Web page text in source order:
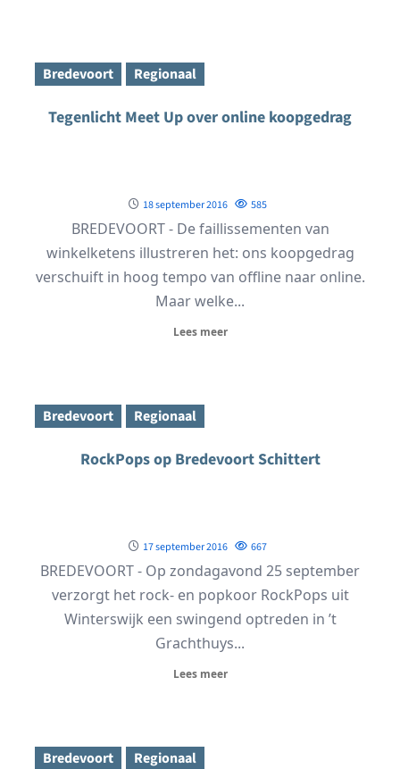
Bredevoort Regionaal
Tegenlicht Meet Up over online koopgedrag
18 september 2016 585
BREDEVOORT - De faillissementen van
winkelketens illustreren het: ons koopgedrag
verschuift in hoog tempo van offline naar online.
Maar welke...
Lees meer
Bredevoort Regionaal
RockPops op Bredevoort Schittert
17 september 2016 667
BREDEVOORT - Op zondagavond 25 september
verzorgt het rock- en popkoor RockPops uit
Winterswijk een swingend optreden in ’t
Grachthuys...
Lees meer
Bredevoort Regionaal